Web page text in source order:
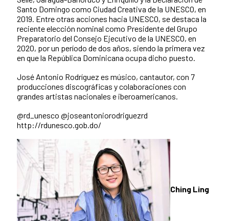
Santo Domingo como Ciudad Creativa de la UNESCO, en
2019. Entre otras acciones hacia UNESCO, se destaca la
reciente elección nominal como Presidente del Grupo
Preparatorio del Consejo Ejecutivo de la UNESCO, en
2020, por un período de dos años, siendo la primera vez
en que la República Dominicana ocupa dicho puesto.
José Antonio Rodríguez es músico, cantautor, con 7
producciones discográficas y colaboraciones con
grandes artistas nacionales e iberoamericanos.
@rd_unesco @joseantoniorodriguezrd
http://rdunesco.gob.do/
Ching Ling